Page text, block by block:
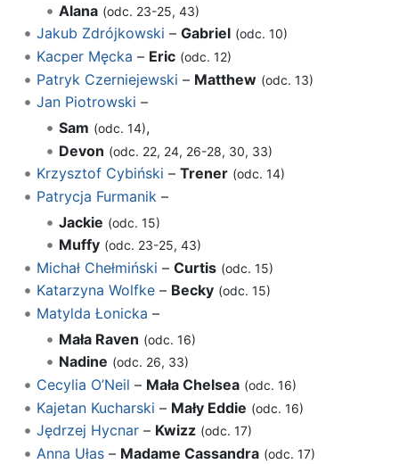
Alana (odc. 23-25, 43)
Jakub Zdrójkowski – Gabriel (odc. 10)
Kacper Męcka – Eric (odc. 12)
Patryk Czerniejewski – Matthew (odc. 13)
Jan Piotrowski –
Sam (odc. 14),
Devon (odc. 22, 24, 26-28, 30, 33)
Krzysztof Cybiński – Trener (odc. 14)
Patrycja Furmanik –
Jackie (odc. 15)
Muffy (odc. 23-25, 43)
Michał Chełmiński – Curtis (odc. 15)
Katarzyna Wolfke– Becky (odc. 15)
Matylda Łonicka –
Mała Raven (odc. 16)
Nadine (odc. 26, 33)
Cecylia O’Neil – Mała Chelsea (odc. 16)
Kajetan Kucharski – Mały Eddie (odc. 16)
Jędrzej Hycnar– Kwizz (odc. 17)
Anna Ułas– Madame Cassandra (odc. 17)